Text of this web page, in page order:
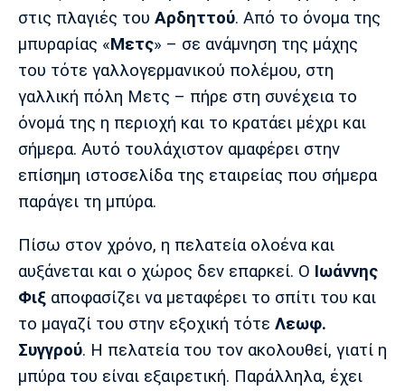
στις πλαγιές του Αρδηττού. Από το όνομα της
μπυραρίας «Μετς» – σε ανάμνηση της μάχης
του τότε γαλλογερμανικού πολέμου, στη
γαλλική πόλη Μετς – πήρε στη συνέχεια το
όνομά της η περιοχή και το κρατάει μέχρι και
σήμερα. Αυτό τουλάχιστον αμαφέρει στην
επίσημη ιστοσελίδα της εταιρείας που σήμερα
παράγει τη μπύρα.
Πίσω στον χρόνο, η πελατεία ολοένα και
αυξάνεται και ο χώρος δεν επαρκεί. Ο Ιωάννης
Φιξ αποφασίζει να μεταφέρει το σπίτι του και
το μαγαζί του στην εξοχική τότε Λεωφ.
Συγγρού. Η πελατεία του τον ακολουθεί, γιατί η
μπύρα του είναι εξαιρετική. Παράλληλα, έχει